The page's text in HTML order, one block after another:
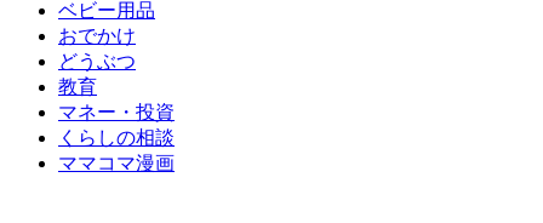
ベビー用品
おでかけ
どうぶつ
教育
マネー・投資
くらしの相談
ママコマ漫画